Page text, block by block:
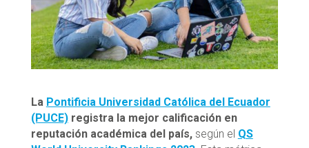
La Pontificia Universidad Católica del Ecuador
(PUCE)registra la mejor calificación en
reputación académica del país,según el QS